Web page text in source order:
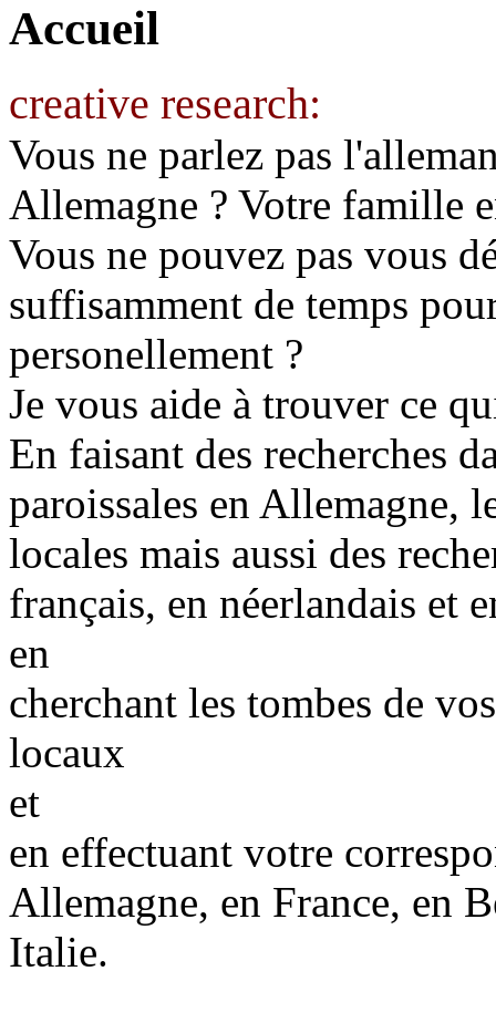
Accueil
creative research:
Vous ne parlez pas
Allemagne ? Votre famille
Vous ne pouvez pas vous
suffisamment de temps
personellement ?
Je vous aide à trouver ce
En faisant des recherches
paroissales en Allemagne,
locales mais aussi des
français, en néerlandais et
en
cherchant les tombes de
locaux
et
en effectuant votre
Allemagne, en France, en
Italie.